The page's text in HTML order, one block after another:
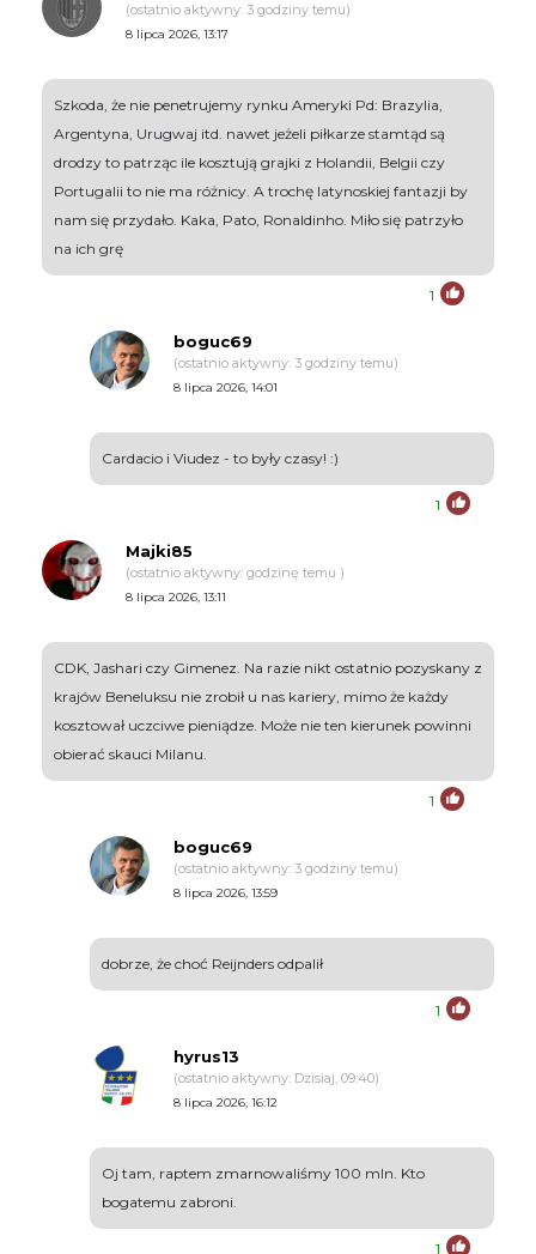
(ostatnio aktywny: 3 godziny temu)
8 lipca 2026, 13:17
Szkoda, że nie penetrujemy rynku Ameryki Pd: Brazylia,
Argentyna, Urugwaj itd. nawet jeżeli piłkarze stamtąd są
drodzy to patrząc ile kosztują grajki z Holandii, Belgii czy
Portugalii to nie ma różnicy. A trochę latynoskiej fantazji by
nam się przydało. Kaka, Pato, Ronaldinho. Miło się patrzyło
na ich grę
1
boguc69
(ostatnio aktywny: 3 godziny temu)
8 lipca 2026, 14:01
Cardacio i Viudez - to były czasy! :)
1
Majki85
(ostatnio aktywny: godzinę temu )
8 lipca 2026, 13:11
CDK, Jashari czy Gimenez. Na razie nikt ostatnio pozyskany z
krajów Beneluksu nie zrobił u nas kariery, mimo że każdy
kosztował uczciwe pieniądze. Może nie ten kierunek powinni
obierać skauci Milanu.
1
boguc69
(ostatnio aktywny: 3 godziny temu)
8 lipca 2026, 13:59
dobrze, że choć Reijnders odpalił
1
hyrus13
(ostatnio aktywny: Dzisiaj, 09:40)
8 lipca 2026, 16:12
Oj tam, raptem zmarnowaliśmy 100 mln. Kto
bogatemu zabroni.
1